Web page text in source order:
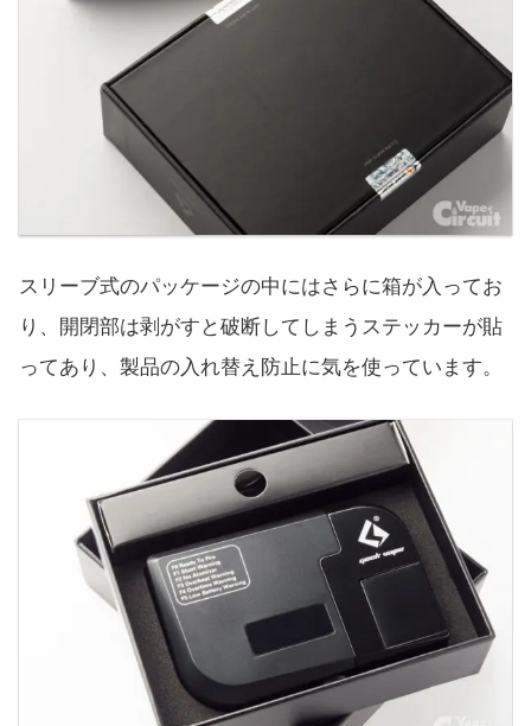
スリーブ式のパッケージの中にはさらに箱が入ってお
り、開閉部は剥がすと破断してしまうステッカーが貼
ってあり、製品の入れ替え防止に気を使っています。